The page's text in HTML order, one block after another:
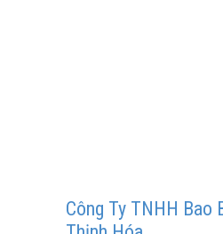
Công Ty TNHH Bao